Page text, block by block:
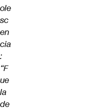
ole
sc
en
cia
:
“F
ue
la
de